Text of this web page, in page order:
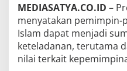
MEDIASATYA.CO.ID –
menyatakan
Islam dapat menjadi
keteladanan, terutama
nilai terkait